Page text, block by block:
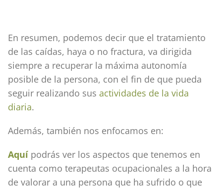
En resumen, podemos decir que el tratamiento
de las caídas, haya o no fractura, va dirigida
siempre a recuperar la máxima autonomía
posible de la persona, con el fin de que pueda
seguir realizando sus actividades de la vida
diaria.
Además, también nos enfocamos en:
Aquí podrás ver los aspectos que tenemos en
cuenta como terapeutas ocupacionales a la hora
de valorar a una persona que ha sufrido o que